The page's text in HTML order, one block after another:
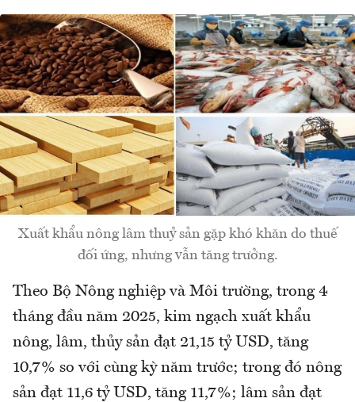
Xuất khẩu nông lâm thuỷ sản gặp khó khăn do thuế
đối ứng, nhưng vẫn tăng trưởng.
Theo Bộ Nông nghiệp và Môi trường, trong 4
tháng đầu năm 2025, kim ngạch xuất khẩu
nông, lâm, thủy sản đạt 21,15 tỷ USD, tăng
10,7% so với cùng kỳ năm trước; trong đó nông
sản đạt 11,6 tỷ USD, tăng 11,7%; lâm sản đạt